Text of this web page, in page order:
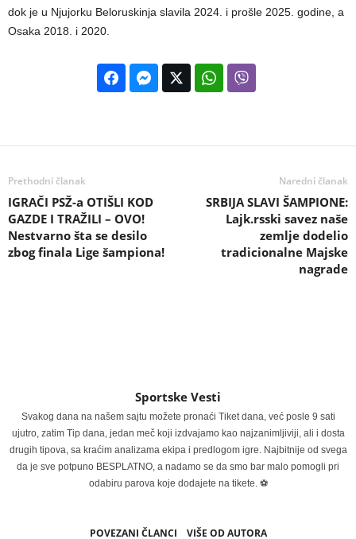
dok je u Njujorku Beloruskinja slavila 2024. i prošle 2025. godine, a
Osaka 2018. i 2020.
Prethodni članak
IGRAČI PSŽ-a OTIŠLI KOD
GAZDE I TRAŽILI – OVO!
Nestvarno šta se desilo
zbog finala Lige šampiona!
Naredni članak
SRBIJA SLAVI ŠAMPIONE:
Lajk.rsski savez naše
zemlje dodelio
tradicionalne Majske
nagrade
Sportske Vesti
Svakog dana na našem sajtu možete pronaći Tiket dana, već posle 9 sati
ujutro, zatim Tip dana, jedan meč koji izdvajamo kao najzanimljiviji, ali i dosta
drugih tipova, sa kraćim analizama ekipa i predlogom igre. Najbitnije od svega
da je sve potpuno BESPLATNO, a nadamo se da smo bar malo pomogli pri
odabiru parova koje dodajete na tikete. ⚽
POVEZANI ČLANCI VIŠE OD AUTORA